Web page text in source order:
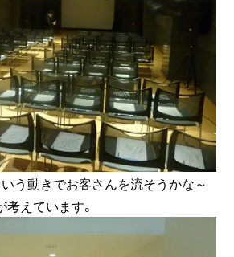
う動きでお客さんを流そうかな～
えています。